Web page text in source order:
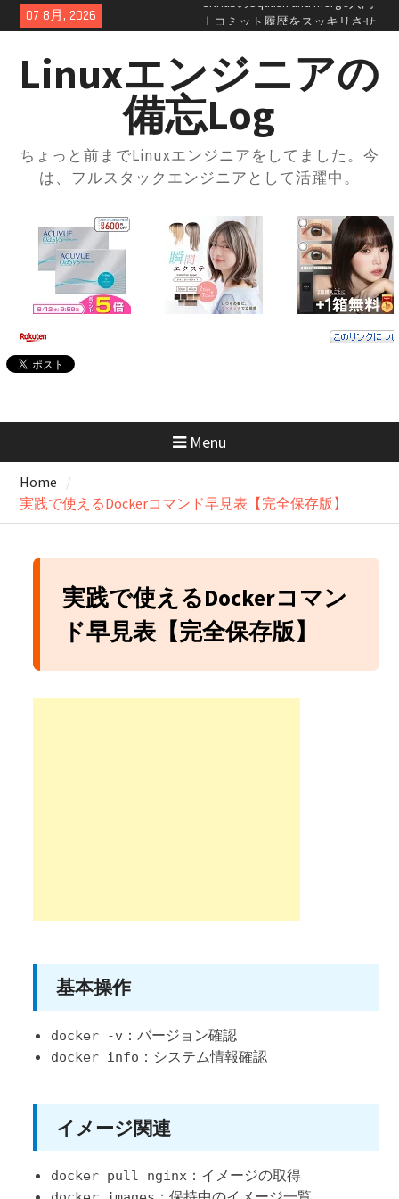
Skip
to
07 8月, 2026
GitHubプルリクエスト実践ガイ
ド｜レビューの進め方とマージ
方法・トラブル対応まで解説
GitHubの開発フローを学ぼう！
ブランチ運用とプルリクの使い
方入門
GitHubとは？登録方法からリポ
ジトリ・ブランチの使い方まで
徹底解説
docker-compose × .envファイル
方と注意点
docker-composeの.envファイル
とは？知らないと損する便利な
設定術
docker-compose.ymlの書き方｜
基本構成からサービス連携まで
Chromeで“アプリ化”して快適に
使う方法
GitHubの開発フローを学ぼ
きの解消手順と考え方
GitHubの開発フローを学ぼ
っておこう
｜コミット履歴をスッキリさせ
Linuxエンジニアの
備忘Log
ちょっと前までLinuxエンジニアをしてました。今
は、フルスタックエンジニアとして活躍中。
Menu
Home
実践で使えるDockerコマンド早見表【完全保存版】
実践で使えるDockerコマン
ド早見表【完全保存版】
基本操作
docker -v ：バージョン確認
docker info ：システム情報確認
イメージ関連
docker pull nginx：イメージの取得